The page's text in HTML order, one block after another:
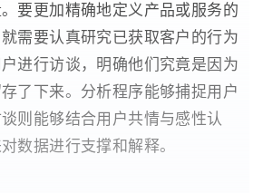
要更加精确地定义产品或服务的
需要认真研究已获取客户的行为
进行访谈，明确他们究竟是因为
了下来。分析程序能够捕捉用户
则能够结合用户共情与感性认
数据进行支撑和解释。